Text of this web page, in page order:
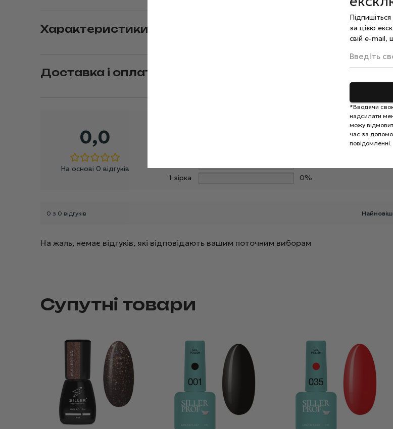
за цією
свій e-
Введіть
*Вводячи
надсилати
можу
час за
повідомленні.
Характеристики
Доставка і оплата
0,0
На основі 0 відгуків
1 зірка
0%
Додайте
0 з 0 відгуків
На жаль, немає відгуків, які відповідають вашим поточним виборам
Супутні товари